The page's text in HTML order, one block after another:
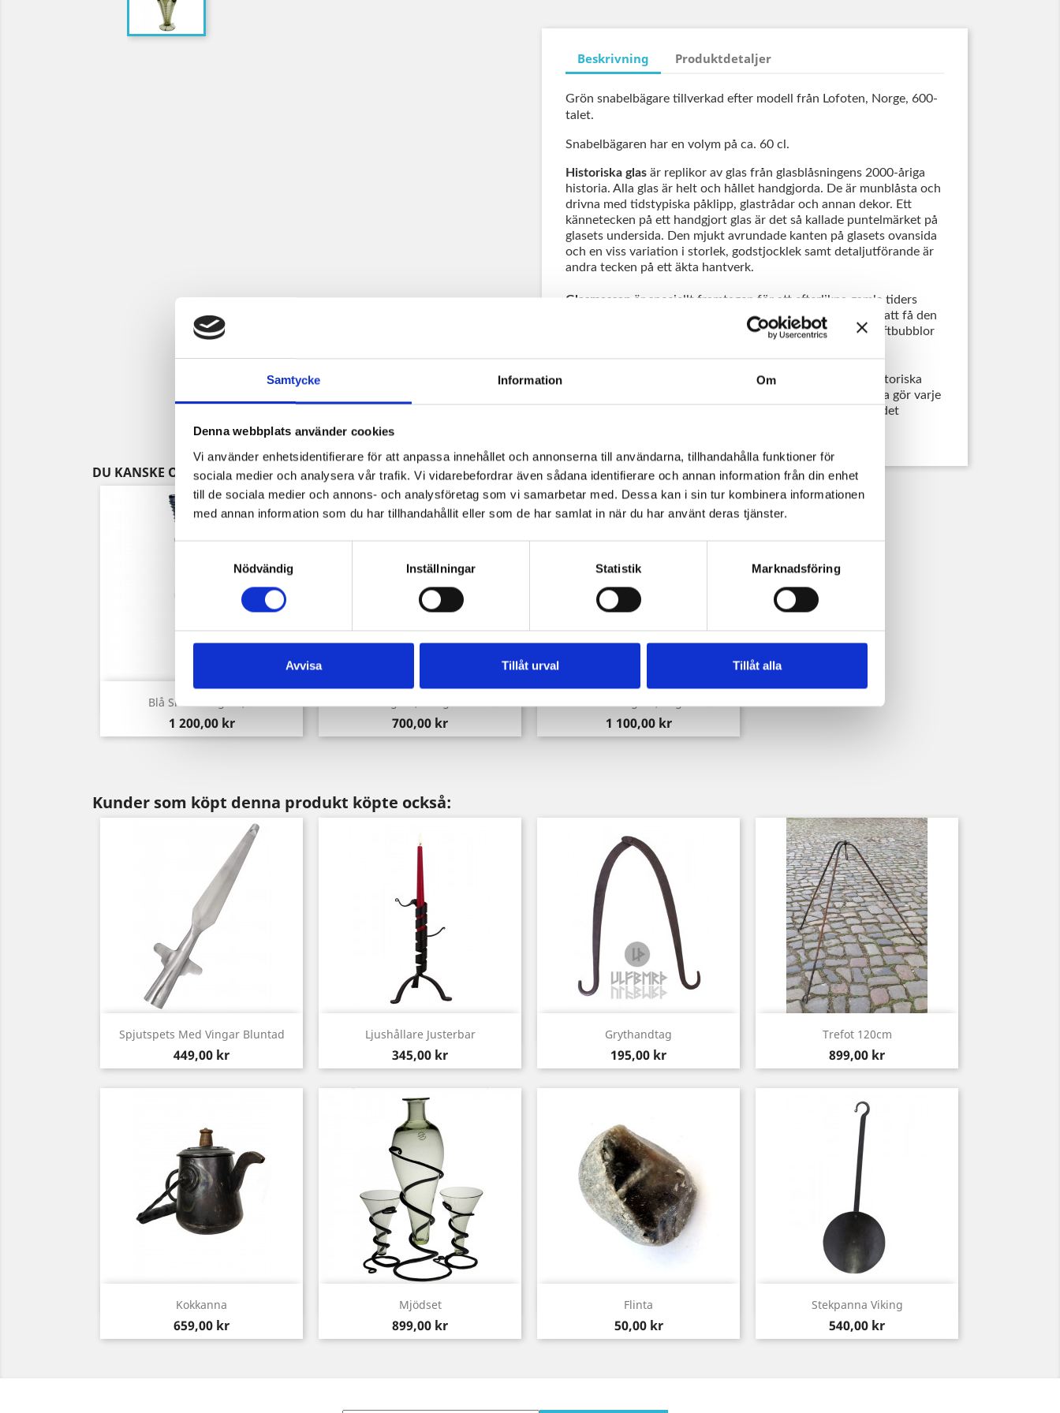
Samtycke Information Om
Denna webbplats använder cookies
Vi använder enhetsidentifierare för att anpassa innehållet och annonserna till användarna, tillhandahålla funktioner för
sociala medier och analysera vår trafik. Vi vidarebefordrar även sådana identifierare och annan information från din enhet
till de sociala medier och annons- och analysföretag som vi samarbetar med. Dessa kan i sin tur kombinera informationen
med annan information som du har tillhandahållit eller som de har samlat in när du har använt deras tjänster.
Nödvändig
Inställningar Statistik Marknadsföring
Avvisa Tillåt urval Tillåt alla
Beskrivning Produktdetaljer
Grön snabelbägare tillverkad efter modell från Lofoten, Norge, 600-
talet.
Snabelbägaren har en volym på ca. 60 cl.
Historiska glas är replikor av glas från glasblåsningens 2000-åriga
historia. Alla glas är helt och hållet handgjorda. De är munblåsta och
drivna med tidstypiska påklipp, glastrådar och annan dekor. Ett
kännetecken på ett handgjort glas är det så kallade puntelmärket på
glasets undersida. Den mjukt avrundade kanten på glasets ovansida
och en viss variation i storlek, godstjocklek samt detaljutförande är
andra tecken på ett äkta hantverk.
Glasmassan är speciellt framtagen för att efterlikna gamla tiders
glas. Vissa kemikalier, främst metalloxider, har tillsätts för att få den
rätta färgskalan. Glasmassan innehåller i olika grad små luftbubblor
Alla dessa speciella egenskaper hos historiska
glas innebär att det inte kan finnas två identiska glas. Detta gör varje
- precis som det
DU KANSKE OCKSÅ GILLAR
Blå Snabelbägare,...
Pris
1 200,00 kr
 Snabelbägare, Valsgärde Ca...
Pris
700,00 kr
Blå Snabelbägare, England...
Pris
1 100,00 kr
Kunder som köpt denna produkt köpte också:
Spjutspets Med Vingar Bluntad
Pris
449,00 kr
Snabbvy Ljushållare Justerbar
Pris
345,00 kr
Snabbvy Grythandtag
Pris
195,00 kr
Snabbvy Trefot 120cm
Pris
899,00 kr
Snabbvy
Kokkanna
Pris
659,00 kr
Snabbvy Mjödset
Pris
899,00 kr
Snabbvy Flinta
Pris
50,00 kr
Snabbvy Stekpanna Viking
Pris
540,00 kr
Snabbvy